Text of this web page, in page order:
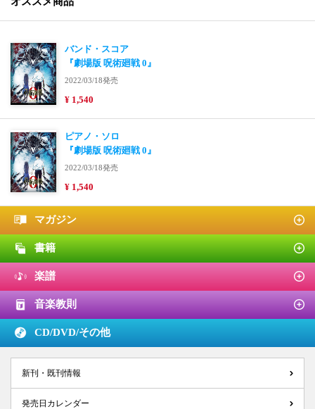
バンド・スコア
『劇場版 呪術廻戦 0』
2022/03/18発売
¥ 1,540
ピアノ・ソロ
『劇場版 呪術廻戦 0』
2022/03/18発売
¥ 1,540
マガジン
書籍
楽譜
音楽教則
CD/DVD/その他
新刊・既刊情報
発売日カレンダー